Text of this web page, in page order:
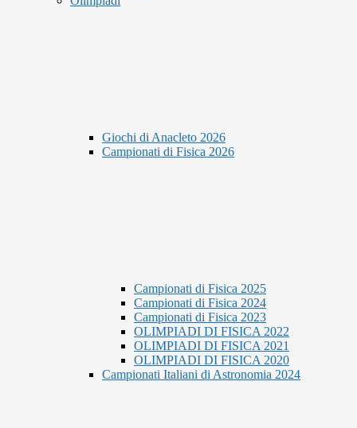
Giochi di Anacleto 2026
Campionati di Fisica 2026
Campionati di Fisica 2025
Campionati di Fisica 2024
Campionati di Fisica 2023
OLIMPIADI DI FISICA 2022
OLIMPIADI DI FISICA 2021
OLIMPIADI DI FISICA 2020
Campionati Italiani di Astronomia 2024